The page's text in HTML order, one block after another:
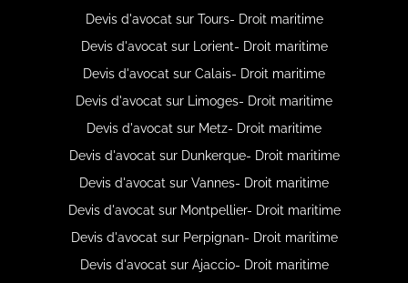
Devis d'avocat sur Tours- Droit maritime
Devis d'avocat sur Lorient- Droit maritime
Devis d'avocat sur Calais- Droit maritime
Devis d'avocat sur Limoges- Droit maritime
Devis d'avocat sur Metz- Droit maritime
Devis d'avocat sur Dunkerque- Droit maritime
Devis d'avocat sur Vannes- Droit maritime
Devis d'avocat sur Montpellier- Droit maritime
Devis d'avocat sur Perpignan- Droit maritime
Devis d'avocat sur Ajaccio- Droit maritime